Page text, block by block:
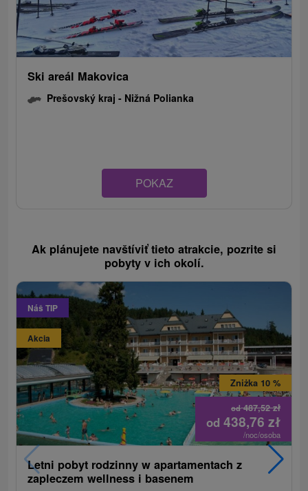
Ski areál Makovica
Prešovský kraj - Nižná Polianka
POKAZ
Ak plánujete navštíviť tieto atrakcie, pozrite si
pobyty v ich okolí.
Náš TIP
Akcia
od487,52zł
Zniżka 10 %
od 438,76zł
/noc/osoba
Letni pobyt rodzinny w apartamentach z
zapleczem wellness i basenem